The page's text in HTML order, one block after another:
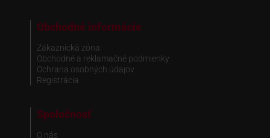
Obchodné informácie
Zákaznická zóna
Obchodné a reklamačné podmienky
Ochrana osobných údajov
Registrácia
Spoločnosť
O nás